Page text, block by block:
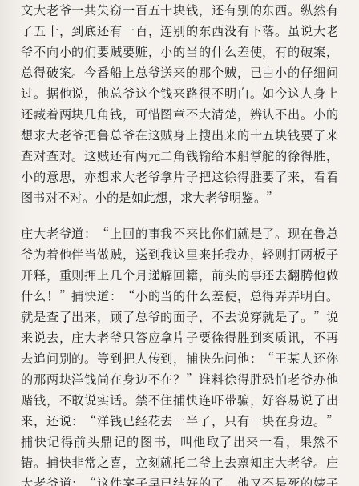
文大老爷一共失窃一百五十块钱，还有别的东西。纵然有
了五十，到底还有一百，连别的东西没有下落。虽说大老
爷不向小的们要贼要赃，小的当的什么差使，有的破案，
总得破案。今番船上总爷送来的那个贼，已由小的仔细问
过。据他说，他总爷这个钱来路很不明白。如今这人身上
还藏着两块几角钱，可惜图章不大清楚，辨认不出。小的
想求大老爷把鲁总爷在这贼身上搜出来的十五块钱要了来
查对查对。这贼还有两元二角钱输给本船掌舵的徐得胜，
小的意思，亦想求大老爷拿片子把这徐得胜要了来，看看
图书对不对。小的是如此想，求大老爷明鉴。”
庄大老爷道：“上回的事我不来比你们就是了。现在鲁总
爷为着他伴当做贼，送到我这里来托我办，轻则打两板子
开释，重则押上几个月递解回籍，前头的事还去翻腾他做
什么！”捕快道：“小的当的什么差使，总得弄弄明白。
就是查了出来，顾了总爷的面子，不去说穿就是了。”说
来说去，庄大老爷只答应拿片子要徐得胜到案质讯，不再
去追问别的。等到把人传到，捕快先问他：“王某人还你
的那两块洋钱尚在身边不在？”谁料徐得胜恐怕老爷办他
赌钱，不敢说实话。禁不住捕快连吓带骗，好容易说了出
来，还说：“洋钱已经花去一半了，只有一块在身边。”
捕快记得前头鼎记的图书，叫他取了出来一看，果然不
错。捕快非常之喜，立刻就托二爷上去禀知庄大老爷。庄